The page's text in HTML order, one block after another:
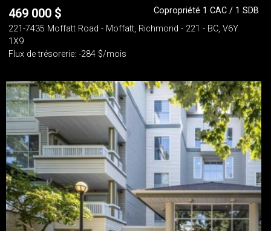
469 000 $
Copropriété 1 CAC / 1 SDB
221-7435 Moffatt Road - Moffatt, Richmond - 221 - BC, V6Y
1X9
Flux de trésorerie: -284 $/mois